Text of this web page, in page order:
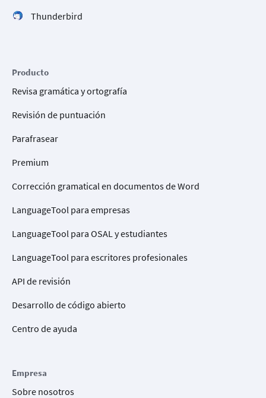
Thunderbird
Producto
Revisa gramática y ortografía
Revisión de puntuación
Parafrasear
Premium
Corrección gramatical en documentos de Word
LanguageTool para empresas
LanguageTool para OSAL y estudiantes
LanguageTool para escritores profesionales
API de revisión
Desarrollo de código abierto
Centro de ayuda
Empresa
Sobre nosotros